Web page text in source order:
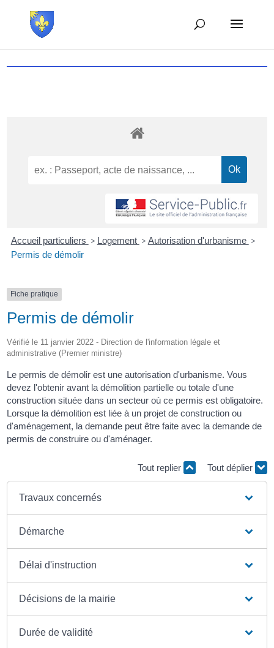
Accueil particuliers > Logement > Autorisation d'urbanisme >
Permis de démolir
Fiche pratique
Permis de démolir
Vérifié le 11 janvier 2022 - Direction de l'information légale et
administrative (Premier ministre)
Le permis de démolir est une autorisation d'urbanisme. Vous
devez l'obtenir avant la démolition partielle ou totale d'une
construction située dans un secteur où ce permis est obligatoire.
Lorsque la démolition est liée à un projet de construction ou
d'aménagement, la demande peut être faite avec la demande de
permis de construire ou d'aménager.
Tout replier Tout déplier
Travaux concernés
Démarche
Délai d'instruction
Décisions de la mairie
Durée de validité